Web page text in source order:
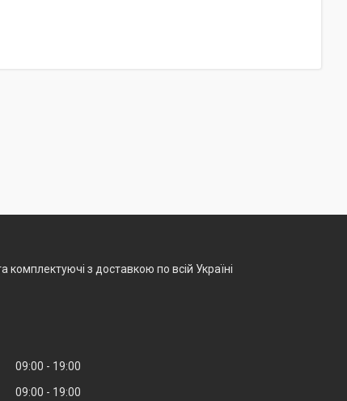
комплектуючі з доставкою по всій Україні
09:00
19:00
09:00
19:00